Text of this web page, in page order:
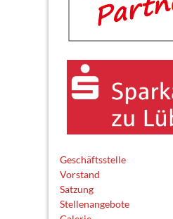
Geschäftsstelle
Vorstand
Satzung
Stellenangebote